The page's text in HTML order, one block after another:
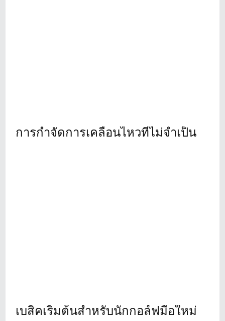
การกำจัดการเคลื่อนไหวที่ไม่จำเป็น
เบสิคเริ่มต้นสำหรับนักกอล์ฟมือใหม่